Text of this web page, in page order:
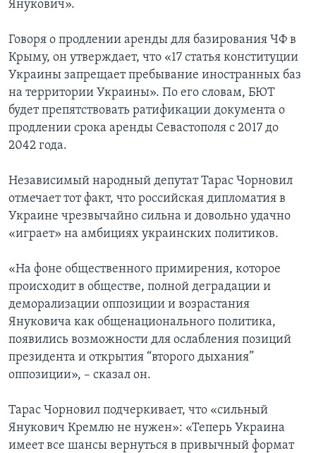
Янукович».
Говоря о продлении аренды для базирования ЧФ в
Крыму, он утверждает, что «17 статья конституции
Украины запрещает пребывание иностранных баз
на территории Украины». По его словам, БЮТ
будет препятствовать ратификации документа о
продлении срока аренды Севастополя с 2017 до
2042 года.
Независимый народный депутат Тарас Чорновил
отмечает тот факт, что российская дипломатия в
Украине чрезвычайно сильна и довольно удачно
«играет» на амбициях украинских политиков.
«На фоне общественного примирения, которое
происходит в обществе, полной деградации и
деморализации оппозиции и возрастания
Януковича как общенационального политика,
появились возможности для ослабления позиций
президента и открытия “второго дыхания”
оппозиции», – сказал он.
Тарас Чорновил подчеркивает, что «сильный
Янукович Кремлю не нужен»: «Теперь Украина
имеет все шансы вернуться в привычный формат